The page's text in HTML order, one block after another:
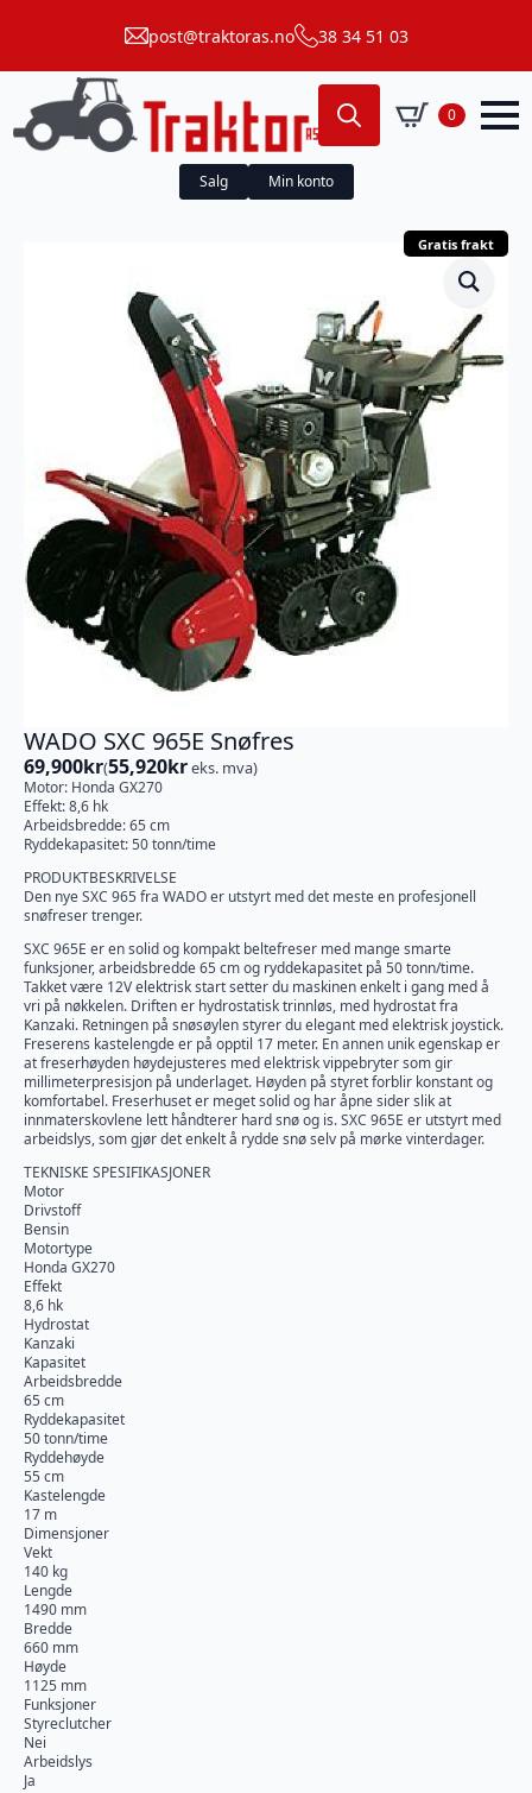
post@traktoras.no 38 34 51 03
Search
for:
0
Salg Min konto
Gratis frakt
WADO SXC 965E Snøfres
69,900kr(55,920kreks. mva)
Motor: Honda GX270
Effekt: 8,6 hk
Arbeidsbredde: 65 cm
Ryddekapasitet: 50 tonn/time
PRODUKTBESKRIVELSE
Den nye SXC 965 fra WADO er utstyrt med det meste en profesjonell
snøfreser trenger.
SXC 965E er en solid og kompakt beltefreser med mange smarte
funksjoner, arbeidsbredde 65 cm og ryddekapasitet på 50 tonn/time.
Takket være 12V elektrisk start setter du maskinen enkelt i gang med å
vri på nøkkelen. Driften er hydrostatisk trinnløs, med hydrostat fra
Kanzaki. Retningen på snøsøylen styrer du elegant med elektrisk joystick.
Freserens kastelengde er på opptil 17 meter. En annen unik egenskap er
at freserhøyden høydejusteres med elektrisk vippebryter som gir
millimeterpresisjon på underlaget. Høyden på styret forblir konstant og
komfortabel. Freserhuset er meget solid og har åpne sider slik at
innmaterskovlene lett håndterer hard snø og is. SXC 965E er utstyrt med
arbeidslys, som gjør det enkelt å rydde snø selv på mørke vinterdager.
TEKNISKE SPESIFIKASJONER
Motor
Drivstoff
Bensin
Motortype
Honda GX270
Effekt
8,6 hk
Hydrostat
Kanzaki
Kapasitet
Arbeidsbredde
65 cm
Ryddekapasitet
50 tonn/time
Ryddehøyde
55 cm
Kastelengde
17 m
Dimensjoner
Vekt
140 kg
Lengde
1490 mm
Bredde
660 mm
Høyde
1125 mm
Funksjoner
Styreclutcher
Nei
Arbeidslys
Ja